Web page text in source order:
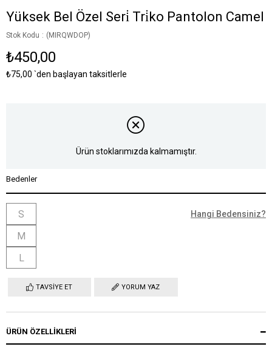
Yüksek Bel Özel Seri̇ Tri̇ko Pantolon Camel
Stok Kodu (MIRQWDOP)
₺450,00
₺75,00 `den başlayan taksitlerle
Ürün stoklarımızda kalmamıştır.
Bedenler
S
M
L
Hangi Bedensiniz?
TAVSIYE ET YORUM YAZ
ÜRÜN ÖZELLIKLERI